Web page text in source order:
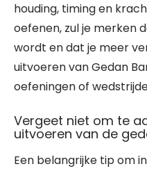
houding, timing en
oefenen, zul je merken
wordt en dat je meer
uitvoeren van Gedan
oefeningen of
Vergeet niet om te
uitvoeren van de
Een belangrijke tip om